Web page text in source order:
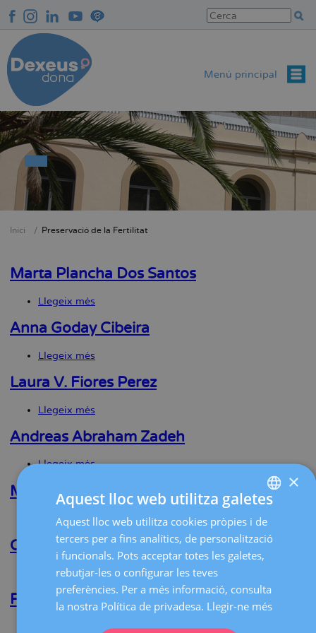
contingut
Menú principal
Inici Preservació de la Fertilitat
Marta Plancha Dos Santos
Llegeix més
Plancha
Dos
Anna Goday Cibeira
Llegeix més
Goday
Cibeira
Laura V. Fiores Perez
Llegeix més
V.
Fiores
Andreas Abraham Zadeh
Llegeix méssobre
Zadeh
Marta Colodrón Belío
Llegeix méssobre
Colodrón
Belío
Cristina Benito Pedregosa
Llegeix méssobre
Cristina
Benito
Pedregosa
Roser Solernou Soler
sobre
SPANISH
CATALÀ
FRENCH
×
Aquest lloc web utilitza galetes
Aquest lloc web utilitza cookies pròpies i de
tercers per a fins analítics, de personalització
i funcionals. Pots acceptar totes les galetes,
rebutjar-les o configurar les teves
preferències. Per a més informació, consulta
la nostra Política de privadesa. Llegir-ne més